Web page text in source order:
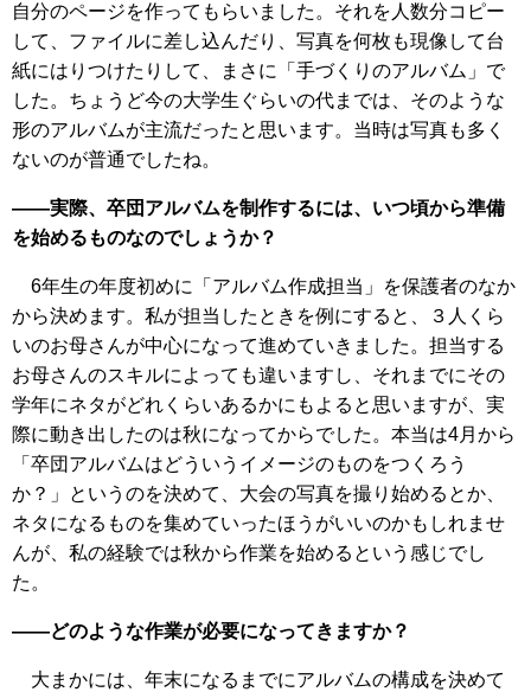
自分のページを作ってもらいました。それを人数分コピー
して、ファイルに差し込んだり、写真を何枚も現像して台
紙にはりつけたりして、まさに「手づくりのアルバム」で
した。ちょうど今の大学生ぐらいの代までは、そのような
形のアルバムが主流だったと思います。当時は写真も多く
ないのが普通でしたね。
――実際、卒団アルバムを制作するには、いつ頃から準備
を始めるものなのでしょうか？
6年生の年度初めに「アルバム作成担当」を保護者のなか
から決めます。私が担当したときを例にすると、３人くら
いのお母さんが中心になって進めていきました。担当する
お母さんのスキルによっても違いますし、それまでにその
学年にネタがどれくらいあるかにもよると思いますが、実
際に動き出したのは秋になってからでした。本当は4月から
「卒団アルバムはどういうイメージのものをつくろう
か？」というのを決めて、大会の写真を撮り始めるとか、
ネタになるものを集めていったほうがいいのかもしれませ
んが、私の経験では秋から作業を始めるという感じでし
た。
――どのような作業が必要になってきますか？
大まかには、年末になるまでにアルバムの構成を決めて